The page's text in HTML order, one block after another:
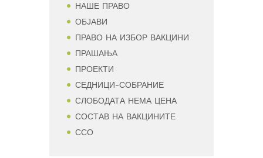
НАШЕ ПРАВО
ОБЈАВИ
ПРАВО НА ИЗБОР ВАКЦИНИ
ПРАШАЊА
ПРОЕКТИ
СЕДНИЦИ-СОБРАНИЕ
СЛОБОДАТА НЕМА ЦЕНА
СОСТАВ НА ВАКЦИНИТЕ
ССО